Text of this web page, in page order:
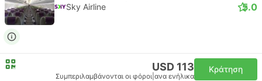
Sky Airline 5.0
USD 113
Συμπεριλαμβάνονται οι φόροι ανα ενήλικα
Κράτηση